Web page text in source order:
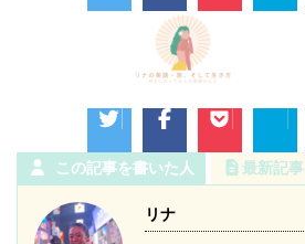
この記事を書いた人 最新記事
リナ